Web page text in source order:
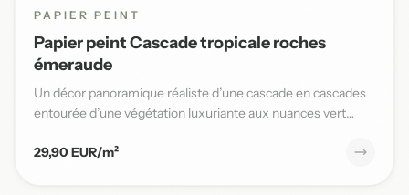
PAPIER PEINT
Papier peint Cascade tropicale roches
émeraude
Un décor panoramique réaliste d’une cascade en cascades
entourée d’une végétation luxuriante aux nuances vert
29,90 EUR/m²